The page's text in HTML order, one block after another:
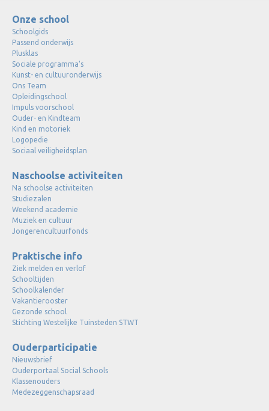
Onze school
Schoolgids
Passend onderwijs
Plusklas
Sociale programma's
Kunst- en cultuuronderwijs
Ons Team
Opleidingschool
Impuls voorschool
Ouder- en Kindteam
Kind en motoriek
Logopedie
Sociaal veiligheidsplan
Naschoolse activiteiten
Na schoolse activiteiten
Studiezalen
Weekend academie
Muziek en cultuur
Jongerencultuurfonds
Praktische info
Ziek melden en verlof
Schooltijden
Schoolkalender
Vakantierooster
Gezonde school
Stichting Westelijke Tuinsteden STWT
Ouderparticipatie
Nieuwsbrief
Ouderportaal Social Schools
Klassenouders
Medezeggenschapsraad